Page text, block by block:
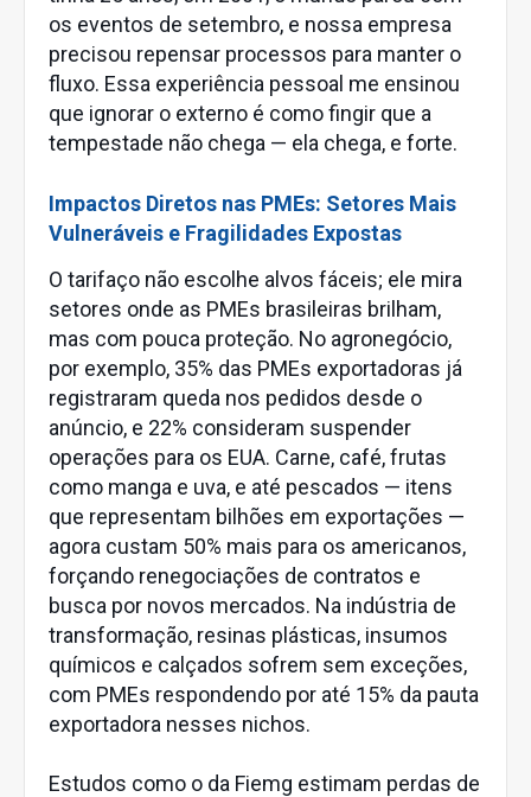
os eventos de setembro, e nossa empresa
precisou repensar processos para manter o
fluxo. Essa experiência pessoal me ensinou
que ignorar o externo é como fingir que a
tempestade não chega — ela chega, e forte.
Impactos Diretos nas PMEs: Setores Mais
Vulneráveis e Fragilidades Expostas
O tarifaço não escolhe alvos fáceis; ele mira
setores onde as PMEs brasileiras brilham,
mas com pouca proteção. No agronegócio,
por exemplo, 35% das PMEs exportadoras já
registraram queda nos pedidos desde o
anúncio, e 22% consideram suspender
operações para os EUA. Carne, café, frutas
como manga e uva, e até pescados — itens
que representam bilhões em exportações —
agora custam 50% mais para os americanos,
forçando renegociações de contratos e
busca por novos mercados. Na indústria de
transformação, resinas plásticas, insumos
químicos e calçados sofrem sem exceções,
com PMEs respondendo por até 15% da pauta
exportadora nesses nichos.
Estudos como o da Fiemg estimam perdas de